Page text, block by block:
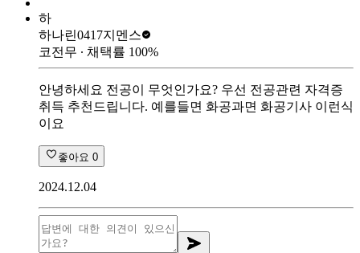
하
하나린0417지멘스
코전무 ∙ 채택률 100%
안녕하세요 전공이 무엇인가요? 우선 전공관련 자격증
취득 추천드립니다. 예를들면 화공과면 화공기사 이런식
이요
좋아요 0
2024.12.04